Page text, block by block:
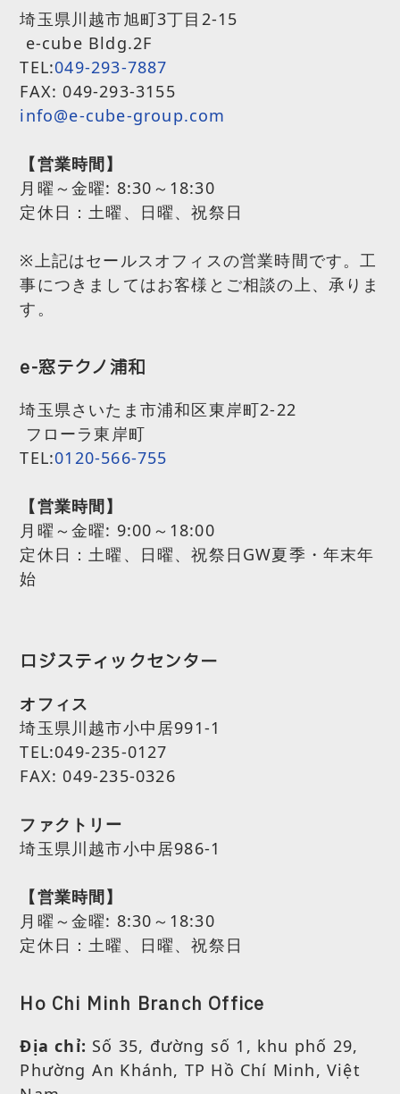
埼玉県川越市旭町3丁目2-15
e-cube Bldg.2F
TEL:049-293-7887
FAX: 049-293-3155
info@e-cube-group.com
【営業時間】
月曜～金曜: 8:30～18:30
定休日：土曜、日曜、祝祭日
※上記はセールスオフィスの営業時間です。工
事につきましてはお客様とご相談の上、承りま
す。
e-窓テクノ浦和
埼玉県さいたま市浦和区東岸町2-22
フローラ東岸町
TEL:0120-566-755
【営業時間】
月曜～金曜: 9:00～18:00
定休日：土曜、日曜、祝祭日GW夏季・年末年
始
ロジスティックセンター
オフィス
埼玉県川越市小中居991-1
TEL:049-235-0127
FAX: 049-235-0326
ファクトリー
埼玉県川越市小中居986-1
【営業時間】
月曜～金曜: 8:30～18:30
定休日：土曜、日曜、祝祭日
Ho Chi Minh Branch Office
Địa chỉ: Số 35, đường số 1, khu phố 29,
Phường An Khánh, TP Hồ Chí Minh, Việt